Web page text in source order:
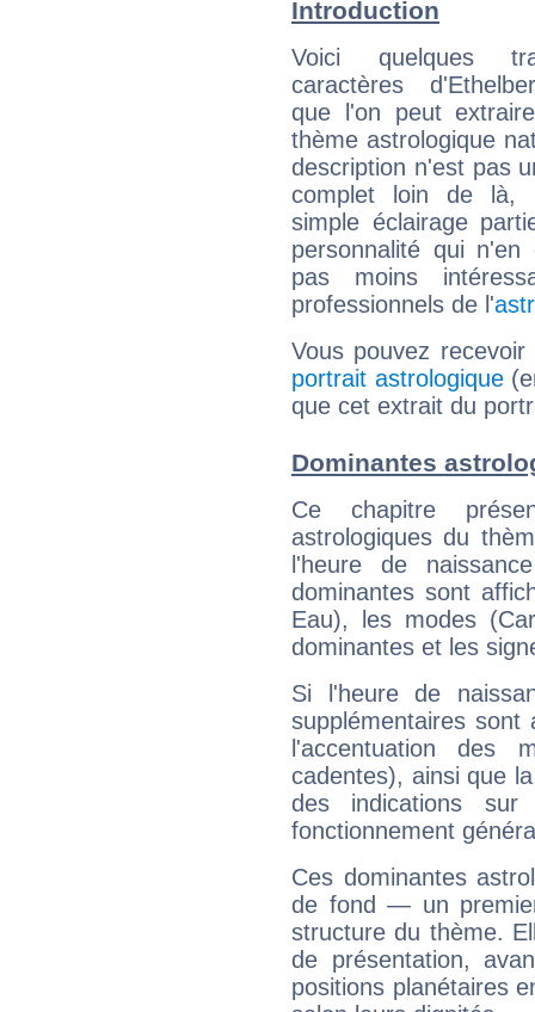
Introduction
Voici quelques
caractères
que l'on peut
thème astrologique
description n'est pas
complet loin de là,
simple éclairage
personnalité qui n'en
pas moins
professionnels de l'
Vous pouvez
portrait astrologique
que cet extrait du
Dominantes
Ce chapitre
astrologiques du
l'heure de
dominantes sont
Eau), les modes
dominantes et les
Si l'heure de
supplémentaires sont
l'accentuation des
cadentes), ainsi que
des indications sur
fonctionnement
Ces dominantes
de fond — un
structure du thème.
de présentation,
positions planétaires